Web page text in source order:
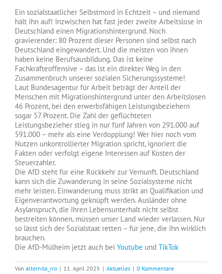
Ein sozialstaatlicher Selbstmord in Echtzeit – und niemand
hält ihn auf! Inzwischen hat fast jeder zweite Arbeitslose in
Deutschland einen Migrationshintergrund. Noch
gravierender: 80 Prozent dieser Personen sind selbst nach
Deutschland eingewandert. Und die meisten von ihnen
haben keine Berufsausbildung. Das ist keine
Fachkräfteoffensive – das ist ein direkter Weg in den
Zusammenbruch unserer sozialen Sicherungssysteme!
Laut Bundesagentur für Arbeit beträgt der Anteil der
Menschen mit Migrationshintergrund unter den Arbeitslosen
46 Prozent, bei den erwerbsfähigen Leistungsbeziehern
sogar 57 Prozent. Die Zahl der geflüchteten
Leistungsbezieher stieg in nur fünf Jahren von 291.000 auf
591.000 – mehr als eine Verdopplung! Wer hier noch vom
Nutzen unkontrollierter Migration spricht, ignoriert die
Fakten oder verfolgt eigene Interessen auf Kosten der
Steuerzahler.
Die AfD steht für eine Rückkehr zur Vernunft. Deutschland
kann sich die Zuwanderung in seine Sozialsysteme nicht
mehr leisten. Einwanderung muss strikt an Qualifikation und
Eigenverantwortung geknüpft werden. Ausländer ohne
Asylanspruch, die ihren Lebensunterhalt nicht selbst
bestreiten können, müssen unser Land wieder verlassen. Nur
so lässt sich der Sozialstaat retten – für jene, die ihn wirklich
brauchen.
Die AfD-Mülheim jetzt auch bei Youtube und TikTok
Von alternita_rro | 11. April 2025 | Aktuelles | 0 Kommentare